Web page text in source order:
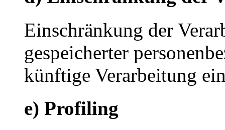
Einschränkung der
gespeicherter
künftige Verarbeitung
e) Profiling